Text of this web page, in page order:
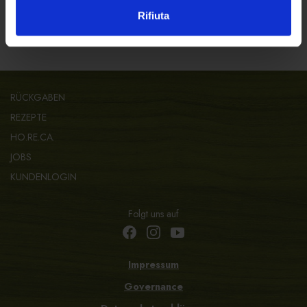
Rifiuta
RÜCKGABEN
REZEPTE
HO.RE.CA.
JOBS
KUNDENLOGIN
Folgt uns auf
Impressum
Governance